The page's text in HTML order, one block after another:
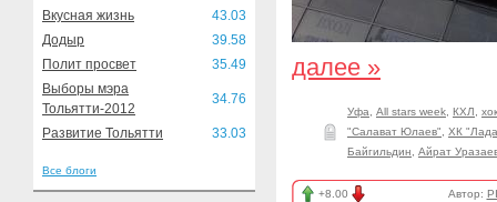
Вкусная жизнь
43.03
Додыр
39.58
Полит просвет
35.49
Выборы мэра
Тольятти-2012
34.76
Развитие Тольятти 33.03
Все блоги
далее »
Уфа All stars week КХЛ
"Салават Юлаев"
ХК
Байгильдин
Айрат
+8.00 Автор: